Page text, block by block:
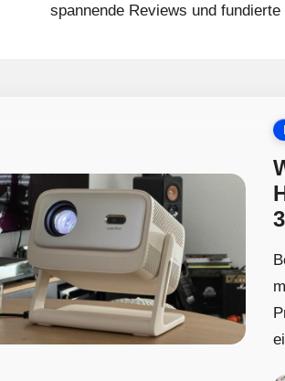
spannende Reviews und